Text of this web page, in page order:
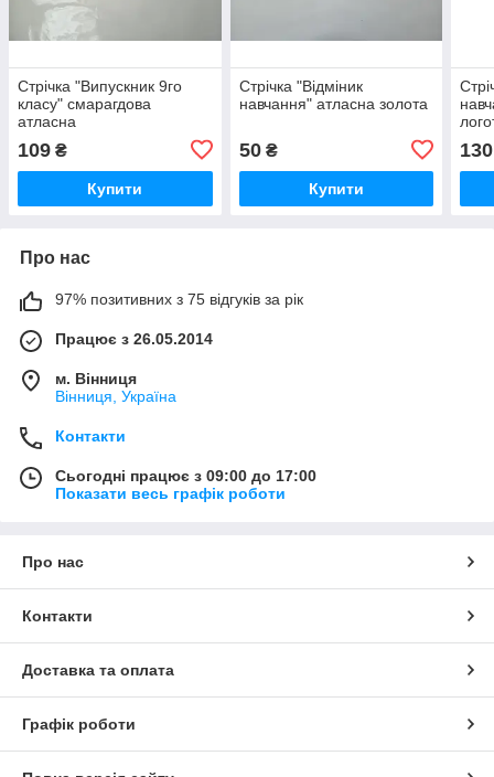
Стрічка "Випускник 9го
класу" смарагдова
атласна
109 ₴
Купити
Стрічка "Відміник
навчання" атласна золота
50₴
Купити
130
Про нас
97% позитивних з 75 відгуків за рік
Працює з 26.05.2014
м. Вінниця
Вінниця, Україна
Контакти
Сьогодні працює з 09:00 до 17:00
Показати весь графік роботи
Про нас
Контакти
Доставка та оплата
Графік роботи